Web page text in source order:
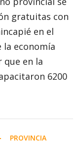
gratuitas con
en el
economía
que en la
6200
PROVINCIA